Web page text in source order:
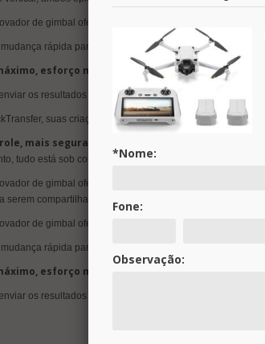
de gimbal oferece à câmera mais opções com uma
mudança rápida para gravação vertical, até fotos casuais
esforço mínimo - Com apenas um toque,
os resultados para o seu dispositivo móvel para
suas criações estarão instantaneamente
mais segurança -
Resistência máxima a
tudo está sob controle.
de gimbal oferece à câmera mais opções com uma
serem compartilhadas nas redes sociais.
de gimbal oferece à câmera mais opções com uma
mudança rápida para gravação vertical, até fotos casuais
esforço mínimo - Com apenas um toque,
os resultados para o seu dispositivo móvel para
*Nome:
Fone:
Observação: